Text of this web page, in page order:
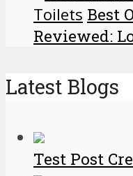
Toilets Best
Reviewed:
Latest Blogs
Test Post